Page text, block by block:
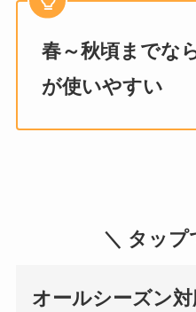
春～秋頃までな
が使いやすい
＼ タップ
オールシーズン対